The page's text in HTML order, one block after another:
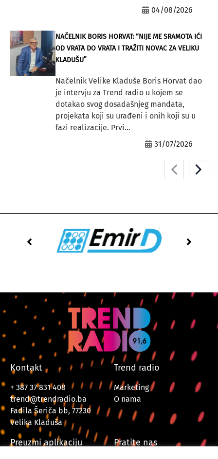
04/08/2026
NAČELNIK BORIS HORVAT: “NIJE ME SRAMOTA IĆI
OD VRATA DO VRATA I TRAŽITI NOVAC ZA VELIKU
KLADUŠU”
Načelnik Velike Kladuše Boris Horvat dao
je intervju za Trend radio u kojem se
dotakao svog dosadašnjeg mandata,
projekata koji su urađeni i onih koji su u
fazi realizacije. Prvi...
31/07/2026
Kontakt
+ 387 37 831 408
trend@trendradio.ba
Fadila Šeriča bb, 77230
Velika Kladuša
Trend radio
Marketing
O nama
Preuzmi aplikaciju Pratite nas